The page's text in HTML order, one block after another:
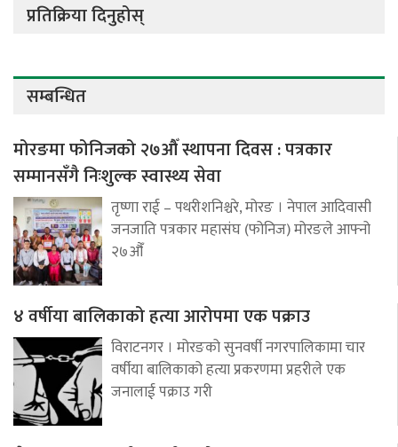
प्रतिक्रिया दिनुहोस्
सम्बन्धित
मोरङमा फोनिजको २७औँ स्थापना दिवस : पत्रकार
सम्मानसँगै निःशुल्क स्वास्थ्य सेवा
तृष्णा राई – पथरीशनिश्चरे, मोरङ । नेपाल आदिवासी
जनजाति पत्रकार महासंघ (फोनिज) मोरङले आफ्नो
२७औँ
४ वर्षीया बालिकाको हत्या आरोपमा एक पक्राउ
विराटनगर । मोरङको सुनवर्षी नगरपालिकामा चार
वर्षीया बालिकाको हत्या प्रकरणमा प्रहरीले एक
जनालाई पक्राउ गरी